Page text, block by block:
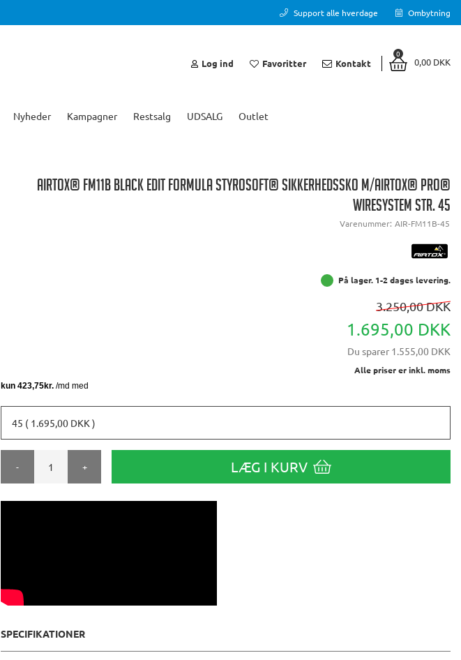
Support alle hverdage Ombytning
Log ind Favoritter Kontakt
0
0,00 DKK
Nyheder Kampagner Restsalg UDSALG Outlet
AIRTOX® FM11B BLACK EDIT FORMULA STYROSOFT® SIKKERHEDSSKO M/AIRTOX® PRO®
WIRESYSTEM STR. 45
Varenummer: AIR-FM11B-45
På lager. 1-2 dages levering.
3.250,00 DKK
1.695,00 DKK
Du sparer 1.555,00 DKK
Alle priser er inkl. moms
45 ( 1.695,00 DKK )
- + LÆG I KURV
SPECIFIKATIONER